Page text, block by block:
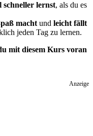
schneller lernst, als du es
macht und leicht fällt
jeden Tag zu lernen.
mit diesem Kurs voran
Anzeige